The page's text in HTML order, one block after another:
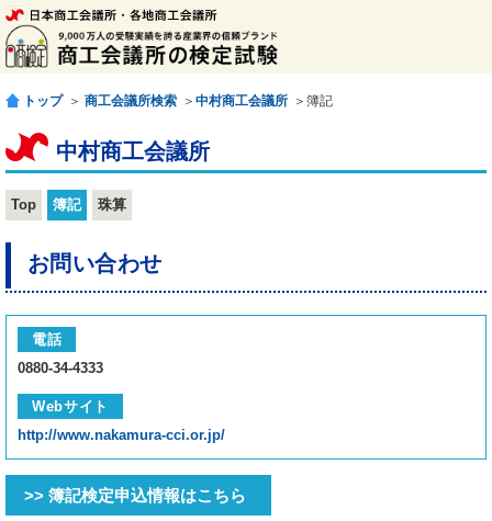
トップ ＞ 商工会議所検索 ＞ 中村商工会議所 ＞簿記
中村商工会議所
Top 簿記 珠算
お問い合わせ
電話
0880-34-4333
Webサイト
http://www.nakamura-cci.or.jp/
>> 簿記検定申込情報はこちら